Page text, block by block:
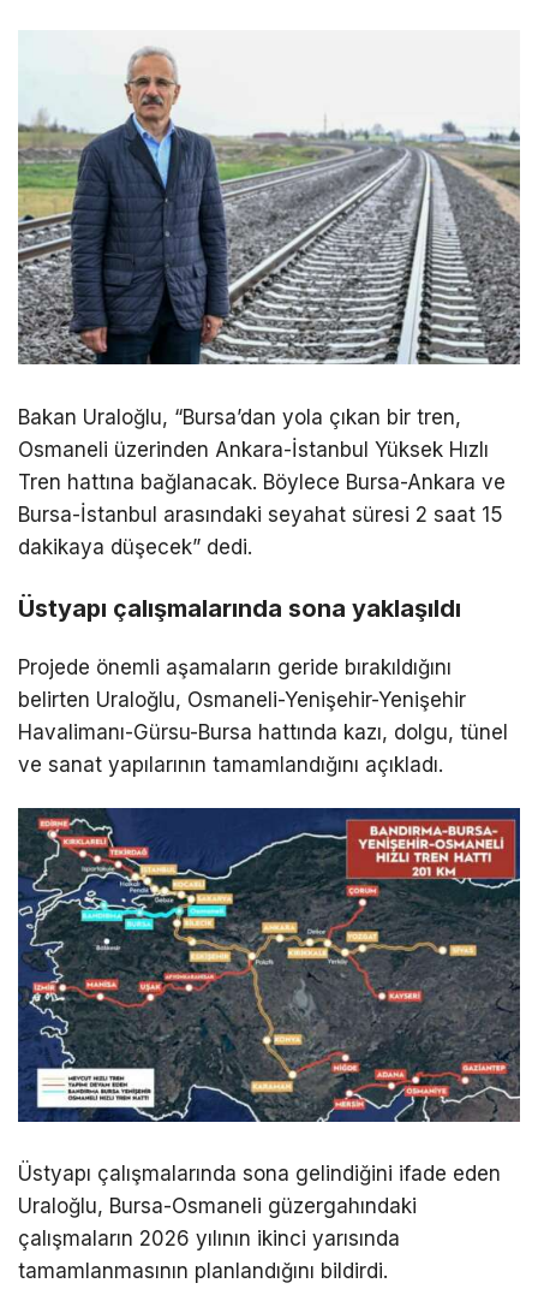
Bakan Uraloğlu, “Bursa’dan yola çıkan bir tren,
Osmaneli üzerinden Ankara-İstanbul Yüksek Hızlı
Tren hattına bağlanacak. Böylece Bursa-Ankara ve
Bursa-İstanbul arasındaki seyahat süresi 2 saat 15
dakikaya düşecek” dedi.
Üstyapı çalışmalarında sona yaklaşıldı
Projede önemli aşamaların geride bırakıldığını
belirten Uraloğlu, Osmaneli-Yenişehir-Yenişehir
Havalimanı-Gürsu-Bursa hattında kazı, dolgu, tünel
ve sanat yapılarının tamamlandığını açıkladı.
Üstyapı çalışmalarında sona gelindiğini ifade eden
Uraloğlu, Bursa-Osmaneli güzergahındaki
çalışmaların 2026 yılının ikinci yarısında
tamamlanmasının planlandığını bildirdi.